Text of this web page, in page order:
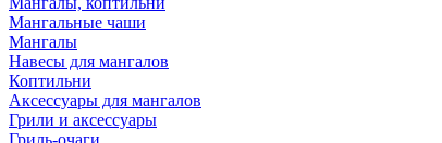
Мангальные чаши
Мангалы
Навесы для мангалов
Коптильни
Аксессуары для мангалов
Грили и аксессуары
Гриль-очаги